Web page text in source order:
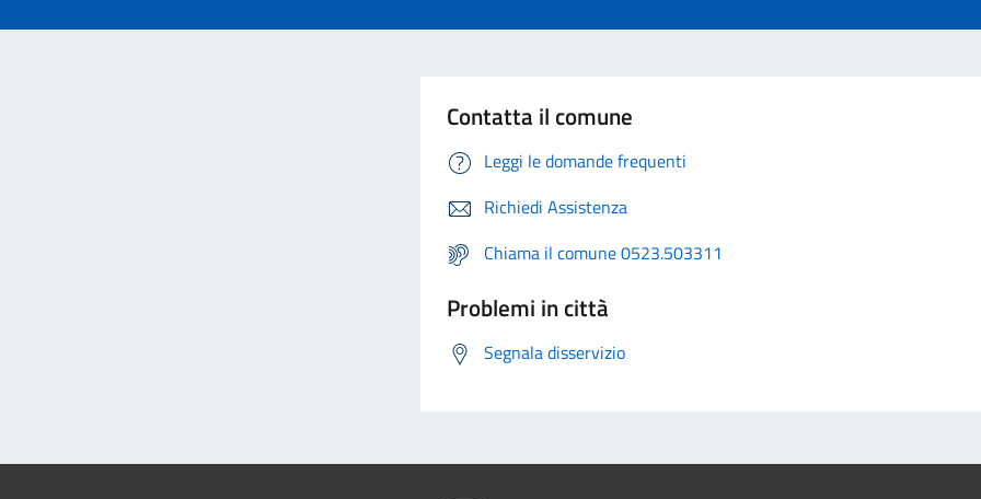
Contatta il comune
Leggi le domande frequenti
Richiedi Assistenza
Chiama il comune 0523.503311
Problemi in città
Segnala disservizio